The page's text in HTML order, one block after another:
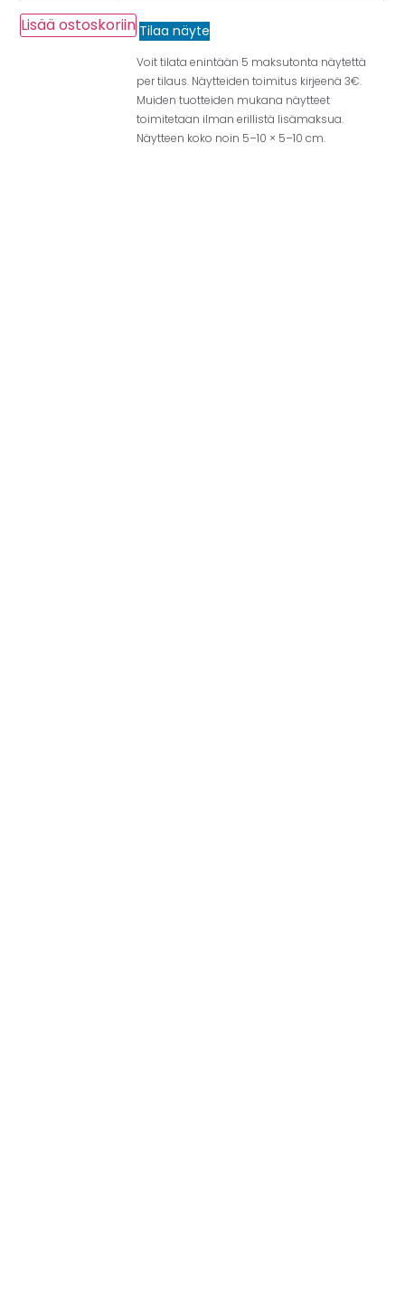
Lisää ostoskoriin Tilaa näyte
Voit tilata enintään 5 maksutonta näytettä
per tilaus. Näytteiden toimitus kirjeenä 3€.
Muiden tuotteiden mukana näytteet
toimitetaan ilman erillistä lisämaksua.
Näytteen koko noin 5–10 × 5–10 cm.